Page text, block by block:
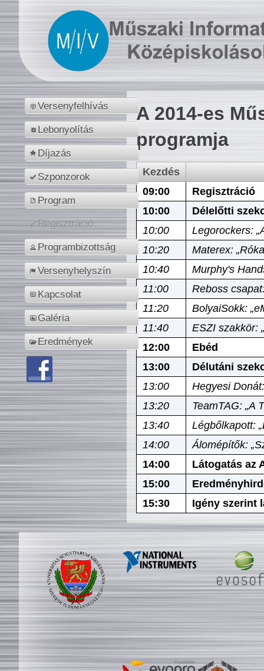
Versenyfelhívás
Lebonyolítás
Díjazás
Szponzorok
Program
Regisztráció
Programbizottság
Versenyhelyszín
Kapcsolat
Galéria
Eredmények
A 2014-es
programja
Kezdés
09:00
Regisztráció
10:00
Délelőtti
10:00
Legorockers:
10:20
Materex:
10:40
Murphy's
11:00
Reboss
11:20
BolyaiSokk:
11:40
ESZI szakkör:
12:00
Ebéd
13:00
Délutáni
13:00
Hegyesi
13:20
TeamTAG: „A
13:40
Légbőlkapott:
14:00
Álomépítők:
14:00
Látogatás az
15:00
15:30
Igény szerint